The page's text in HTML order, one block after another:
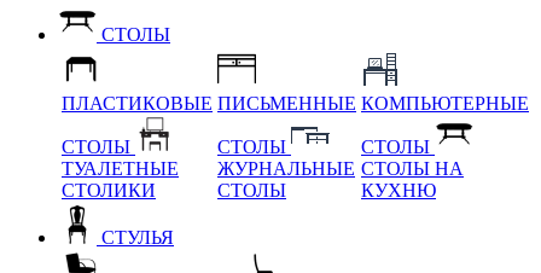
СТОЛЫ
ПЛАСТИКОВЫЕ
СТОЛЫ
ТУАЛЕТНЫЕ
СТОЛИКИ
ПИСЬМЕННЫЕ
СТОЛЫ
ЖУРНАЛЬНЫЕ
СТОЛЫ
КОМПЬЮТЕРНЫЕ
СТОЛЫ
СТОЛЫ НА
КУХНЮ
СТУЛЬЯ